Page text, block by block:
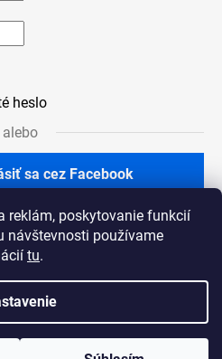
reklám, poskytovanie funkcií
návštevnosti používame
tu.
o moje produkty trvá výroba o
heslo
alebo
sa cez Facebook
Shoptet